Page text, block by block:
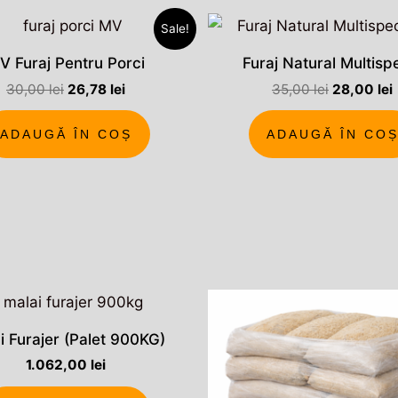
Sale!
Furaj Pentru Porci
30,00lei
Prețul
fost:
30,00 lei.
26,78 lei
Prețul
curent
este:
26,78 lei.
ADAUGĂ ÎN COȘ
Furaj Natural
35,00lei
Prețul
a
fost:
35,00 lei.
28,00 lei
ADAUGĂ ÎN COȘ
Furajer (Palet 900KG)
1.062,00 lei